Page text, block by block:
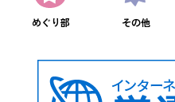
めぐり部 その他